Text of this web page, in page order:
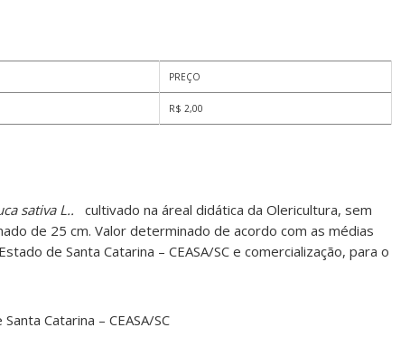
PREÇO
R$ 2,00
sativa L..
cultivado na áreal didática da Olericultura, sem
de 25 cm. Valor determinado de acordo com as médias
de Santa Catarina – CEASA/SC e comercialização, para o
Catarina – CEASA/SC